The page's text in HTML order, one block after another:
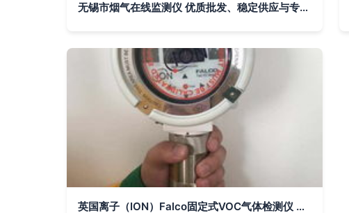
无锡市烟气在线监测仪 优质批发、稳定供应与专业厂家的全方位指南
英国离子（ION）Falco固定式VOC气体检测仪 在线监测的可靠卫士